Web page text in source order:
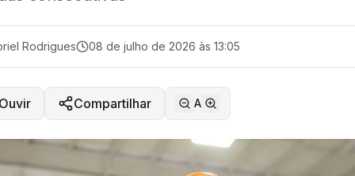
Rodrigues 08 de julho de 2026 às 13:05
Compartilhar A